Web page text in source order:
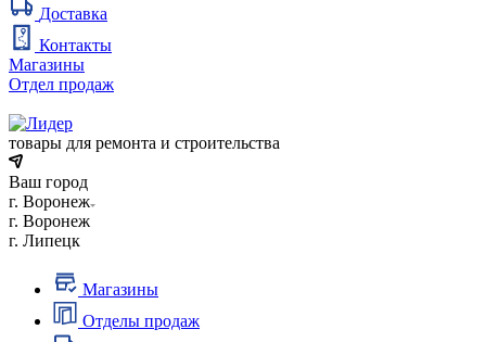
Доставка
Контакты
Магазины
Отдел продаж
товары для ремонта и строительства
Ваш город
г. Воронеж
г. Воронеж
г. Липецк
Магазины
Отделы продаж